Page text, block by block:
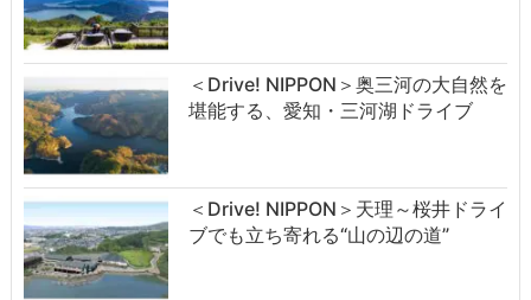
＜Drive! NIPPON＞奥三河の大自然を
堪能する、愛知・三河湖ドライブ
＜Drive! NIPPON＞天理～桜井ドライ
ブでも立ち寄れる“山の辺の道”